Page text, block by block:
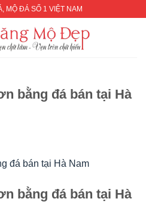
MỘ ĐÁ SỐ 1 VIỆT NAM
bằng đá bán tại Hà
bằng đá bán tại Hà